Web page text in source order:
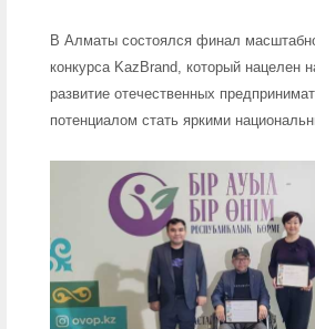
В Алматы состоялся финал
конкурса KazBrand, который нацелен
развитие отечественных
потенциалом стать яркими